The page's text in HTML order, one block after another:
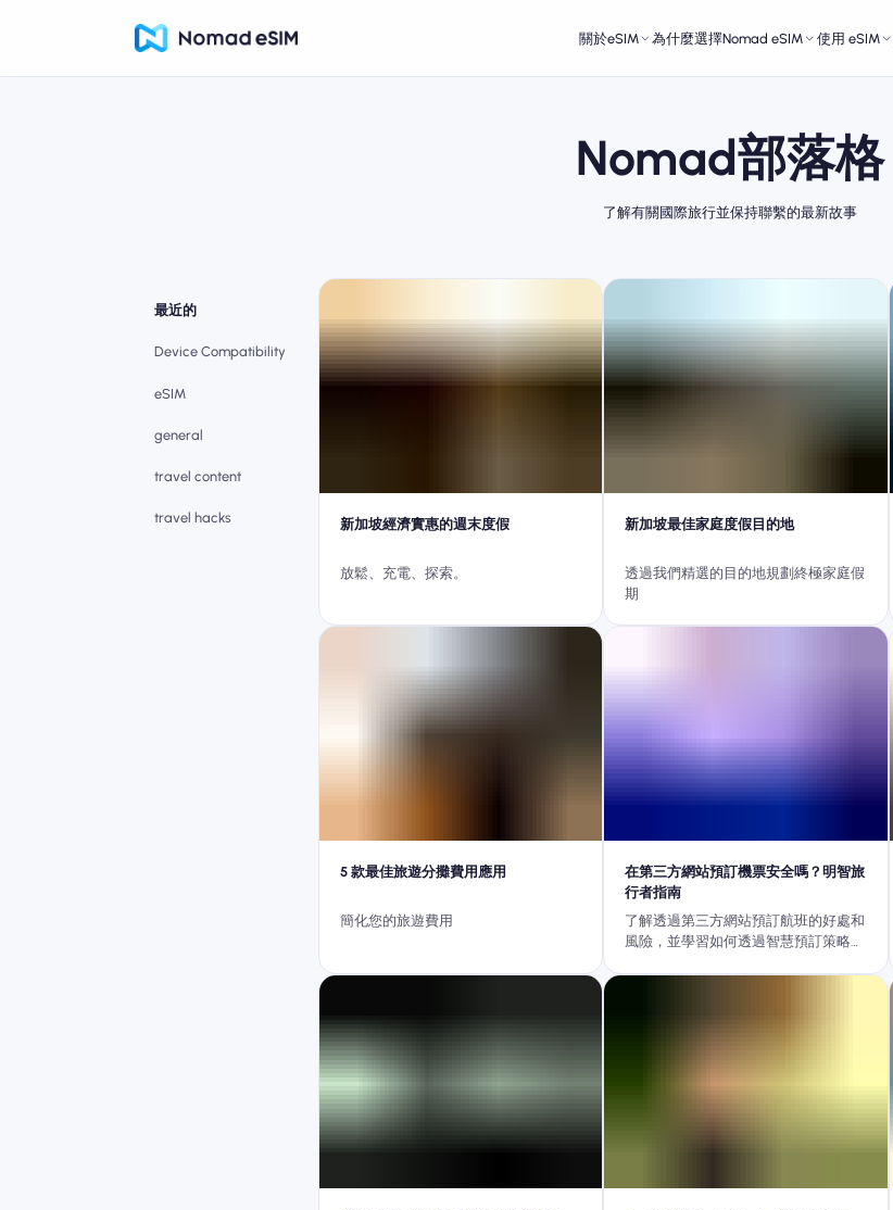
關於eSIM 為什麼選擇Nomad eSIM 使用 eSIM
Nomad部落格
了解有關國際旅行並保持聯繫的最新故事
最近的
Device Compatibility
eSIM
general
travel content
travel hacks 新加坡經濟實惠的週末度假
放鬆、充電、探索。
新加坡最佳家庭度假目的地
透過我們精選的目的地規劃終極家庭假
期
5 款最佳旅遊分攤費用應用
簡化您的旅遊費用
在第三方網站預訂機票安全嗎？明智旅
行者指南
了解透過第三方網站預訂航班的好處和
風險，並學習如何透過智慧預訂策略保